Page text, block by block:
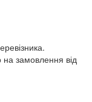
на замовлення від